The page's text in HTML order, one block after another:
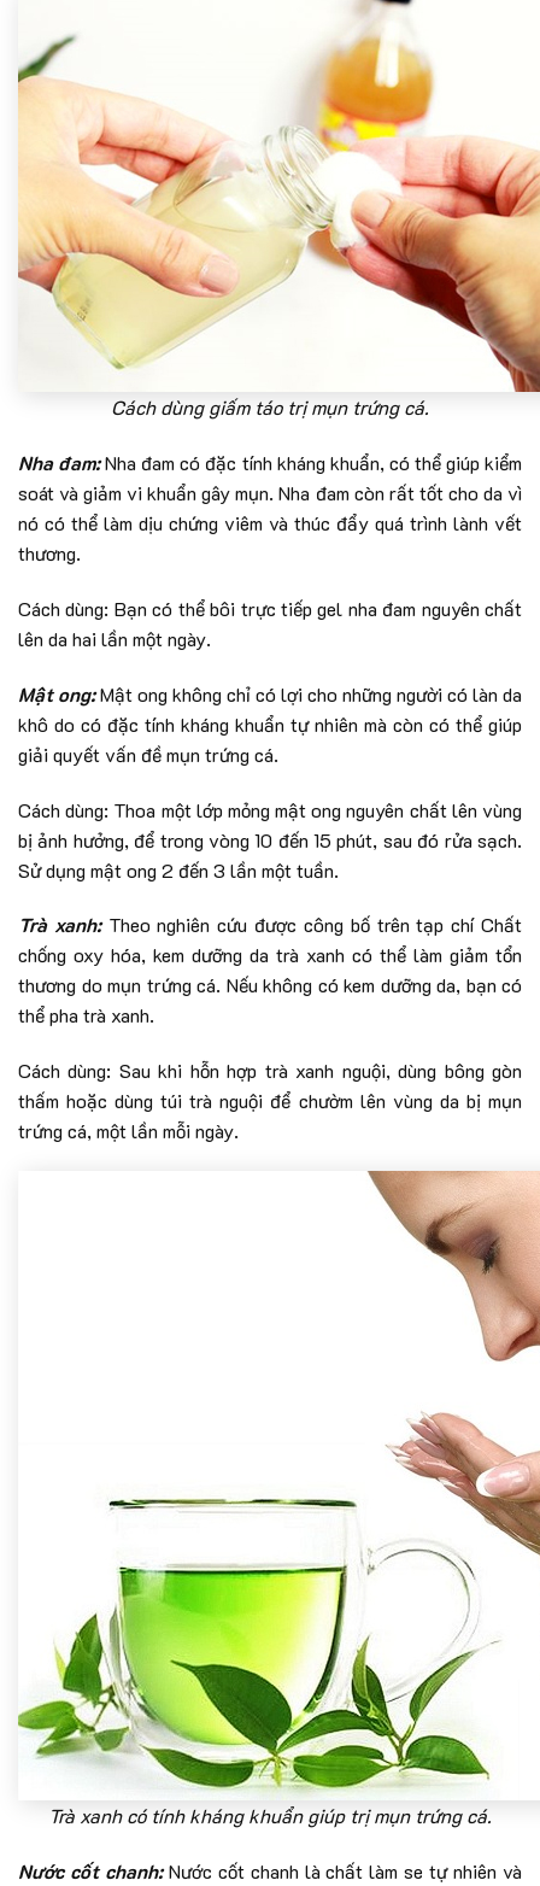
Cách dùng giấm táo trị mụn trứng cá.
Nha đam:Nha đam có đặc tính kháng khuẩn, có thể giúp kiểm
soát và giảm vi khuẩn gây mụn. Nha đam còn rất tốt cho da vì
nó có thể làm dịu chứng viêm và thúc đẩy quá trình lành vết
thương.
Cách dùng: Bạn có thể bôi trực tiếp gel nha đam nguyên chất
lên da hai lần một ngày.
Mật ong:Mật ong không chỉ có lợi cho những người có làn da
khô do có đặc tính kháng khuẩn tự nhiên mà còn có thể giúp
giải quyết vấn đề mụn trứng cá.
Cách dùng: Thoa một lớp mỏng mật ong nguyên chất lên vùng
bị ảnh hưởng, để trong vòng 10 đến 15 phút, sau đó rửa sạch.
Sử dụng mật ong 2 đến 3 lần một tuần.
Trà xanh: Theo nghiên cứu được công bố trên tạp chí Chất
chống oxy hóa, kem dưỡng da trà xanh có thể làm giảm tổn
thương do mụn trứng cá. Nếu không có kem dưỡng da, bạn có
thể pha trà xanh.
Cách dùng: Sau khi hỗn hợp trà xanh nguội, dùng bông gòn
thấm hoặc dùng túi trà nguội để chườm lên vùng da bị mụn
trứng cá, một lần mỗi ngày.
Trà xanh có tính kháng khuẩn giúp trị mụn trứng cá.
Nước cốt chanh:Nước cốt chanh là chất làm se tự nhiên và